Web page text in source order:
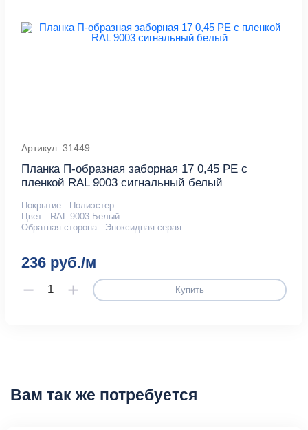
Артикул: 31449
Планка П-образная заборная 17 0,45 PE с
пленкой RAL 9003 сигнальный белый
Покрытие:
Полиэстер
Цвет:
RAL 9003 Белый
Обратная сторона:
Эпоксидная серая
236 руб./м
Купить
Вам так же потребуется